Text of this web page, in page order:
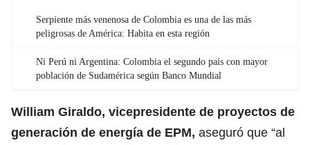
Serpiente más venenosa de Colombia es una de las más
peligrosas de América: Habita en esta región
Ni Perú ni Argentina: Colombia el segundo país con mayor
población de Sudamérica según Banco Mundial
William Giraldo, vicepresidente de proyectos de
generación de energía de EPM, aseguró que “al